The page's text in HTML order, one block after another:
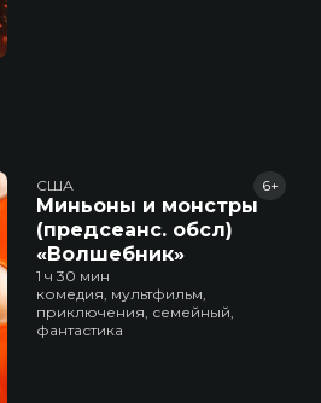
США
Миньоны и монстры
(предсеанс. обсл)
«Волшебник»
6+
1 ч 30 мин
комедия, мультфильм,
приключения, семейный,
фантастика